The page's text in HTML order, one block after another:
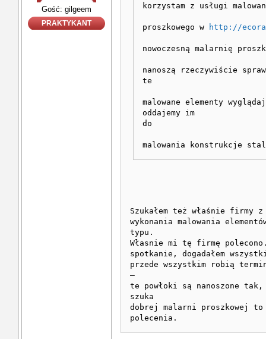
Gość: gilgeem
PRAKTYKANT
korzystam z usługi
proszkowego w http://
nowoczesną malarnię
nanoszą rzeczywiście
te
malowane elementy
oddajemy im
do
malowania konstrukcje
Szukałem też właśnie firmy
wykonania malowania
typu.
Własnie mi tę firmę polecono.
spotkanie, dogadałem
przede wszystkim robią
–
te powłoki są nanoszone
szuka
dobrej malarni proszkowej
polecenia.